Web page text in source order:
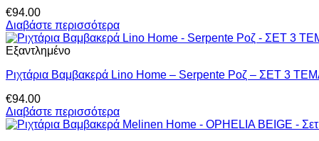
€94.00
Διαβάστε περισσότερα
Εξαντλημένο
Ριχτάρια Βαμβακερά Lino Home – Serpente Ροζ – ΣΕΤ 3
€94.00
Διαβάστε περισσότερα